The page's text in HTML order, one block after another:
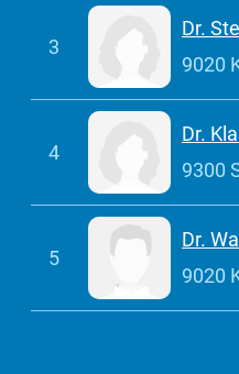
3
Dr.
9020
4
Dr.
9300
5
Dr.
9020